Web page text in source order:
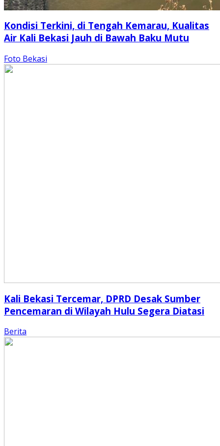
Kondisi Terkini, di Tengah Kemarau, Kualitas
Air Kali Bekasi Jauh di Bawah Baku Mutu
Foto Bekasi
Kali Bekasi Tercemar, DPRD Desak Sumber
Pencemaran di Wilayah Hulu Segera Diatasi
Berita